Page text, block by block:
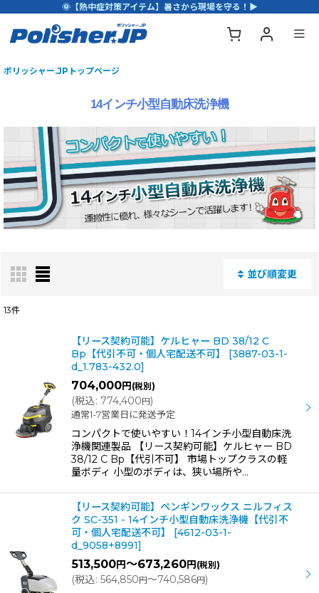
🌞【熱中症対策アイテム】暑さから現場を守る！▶
ポリッシャー.JPトップページ
14インチ小型自動床洗浄機
並び順変更
絞り込む
13件
【リース契約可能】ケルヒャー BD 38/12 C
Bp【代引不可・個人宅配送不可】
[3887-03-1-
d_1.783-432.0]
704,000円 (税別)
(税込: 774,400円)
通常1-7営業日に発送予定
コンパクトで使いやすい！14インチ小型自動床洗
浄機関連製品 【リース契約可能】ケルヒャー BD
38/12 C Bp【代引不可】 市場トップクラスの軽
量ボディ 小型のボディは、狭い場所や…
【リース契約可能】ペンギンワックス ニルフィス
ク SC-351 - 14インチ小型自動床洗浄機【代引不
可・個人宅配送不可】
[4612-03-1-
d_9058+8991]
513,500円～673,260円 (税別)
(税込: 564,850円～740,586円)